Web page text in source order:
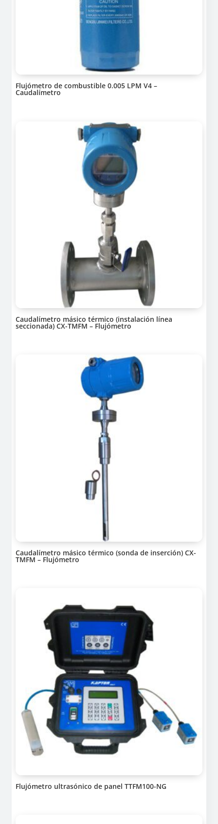
Flujómetro de combustible 0.005 LPM V4 –
Caudalímetro
Caudalímetro másico térmico (instalación línea
seccionada) CX-TMFM – Flujómetro
Caudalímetro másico térmico (sonda de inserción) CX-
TMFM – Flujómetro
Flujómetro ultrasónico de panel TTFM100-NG